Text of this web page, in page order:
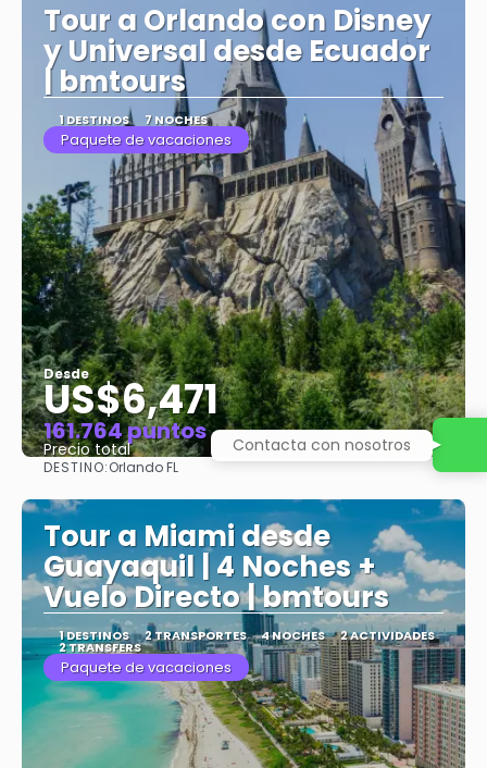
Tour a Orlando con Disney
y Universal desde Ecuador
| bmtours
1 DESTINOS 7 NOCHES
Paquete de vacaciones
Desde
US$6,471
161.764 puntos
Precio total
DESTINO:Orlando FL
Tour a Miami desde
Guayaquil | 4 Noches +
Vuelo Directo | bmtours
1 DESTINOS 2 TRANSPORTES 4 NOCHES 2 ACTIVIDADES
2 TRANSFERS
Paquete de vacaciones
Contacta con nosotros